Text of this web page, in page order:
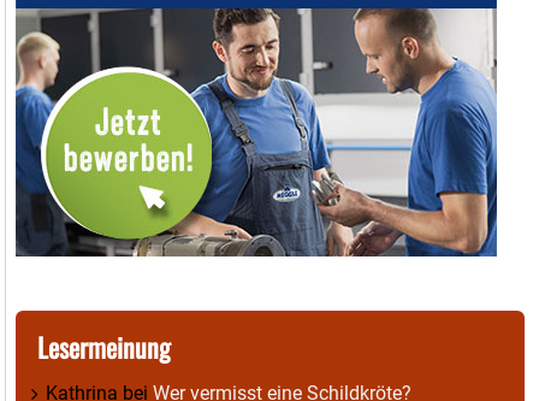
Lesermeinung
Kathrina bei Wer vermisst eine Schildkröte?